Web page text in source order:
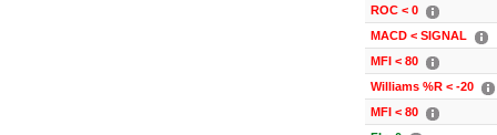
ROC < 0
MACD < SIGNAL
MFI < 80
Williams %R < -20
MFI < 80